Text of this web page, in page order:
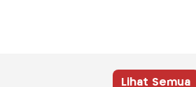
Lihat Semua